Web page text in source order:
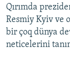
Qırımda
Resmiy Kyiv ve
bir çoq dünya
neticelerini